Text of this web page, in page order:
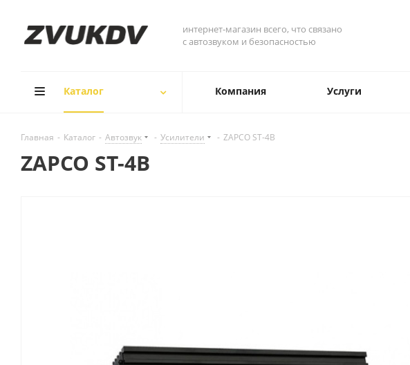
интернет-магазин всего, что связано
с автозвуком и безопасностью
Каталог Компания Услуги
Главная - Каталог - Автозвук - Усилители - ZAPCO ST-4B
ZAPCO ST-4B